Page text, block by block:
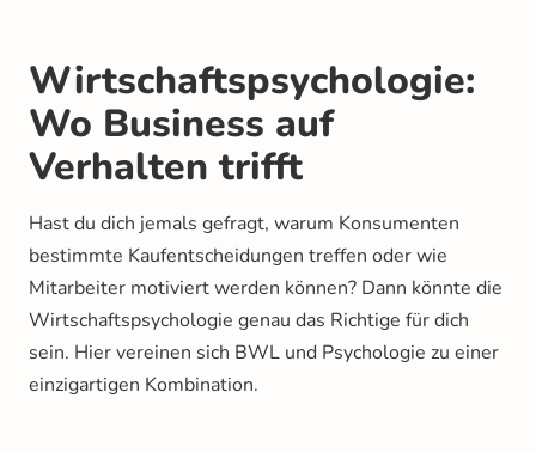
Wirtschaftspsychologie:
Wo Business auf
Verhalten trifft
Hast du dich jemals gefragt, warum Konsumenten
bestimmte Kaufentscheidungen treffen oder wie
Mitarbeiter motiviert werden können? Dann könnte die
Wirtschaftspsychologie genau das Richtige für dich
sein. Hier vereinen sich BWL und Psychologie zu einer
einzigartigen Kombination.